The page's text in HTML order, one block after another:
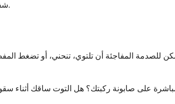
شفاء رائعة، ومعظم الناس يتعافون تمامًا عندما يتخذون الخطوات الصحيحة في وقت مبكر.
المفاجئة أن تلتوي، تنحني، أو تضغط
على صابونة ركبتك؟ هل التوت ساقك أثناء